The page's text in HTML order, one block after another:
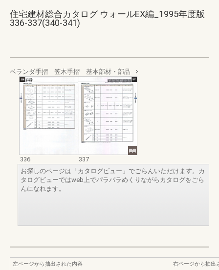
住宅建材総合カタログ ウォールEX編_1995年度版
336-337(340-341)
ベランダ手摺 笠木手摺 基本部材・部品
336
337
お探しのページは「カタログビュー」でごらんいただけます。カ
タログビューではweb上でパラパラめくりながらカタログをごら
んになれます。
左ページから抽出された内容
右ページから抽出